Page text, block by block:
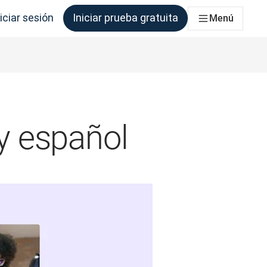
los necesite.
sesión Iniciar prueba gratuita Menú
español